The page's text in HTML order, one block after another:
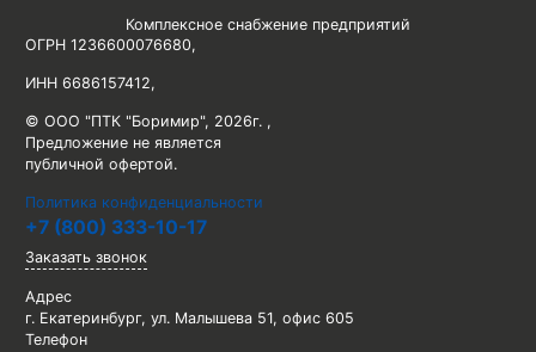
Комплексное снабжение предприятий
ОГРН 1236600076680,
ИНН 6686157412,
© ООО "ПТК "Боримир", 2026г. ,
Предложение не является
публичной офертой.
Политика конфиденциальности
+7 (800) 333-10-17
Заказать звонок
Адрес
г. Екатеринбург, ул. Малышева 51, офис 605
Телефон